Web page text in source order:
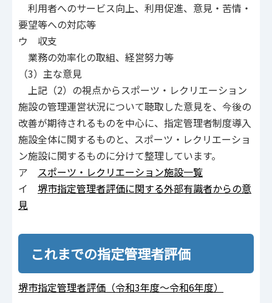
利用者へのサービス向上、利用促進、意見・苦情・
要望等への対応等
ウ 収支
業務の効率化の取組、経営努力等
（3）主な意見
上記（2）の視点からスポーツ・レクリエーション
施設の管理運営状況について聴取した意見を、今後の
改善が期待されるものを中心に、指定管理者制度導入
施設全体に関するものと、スポーツ・レクリエーショ
ン施設に関するものに分けて整理しています。
ア スポーツ・レクリエーション施設一覧
イ 堺市指定管理者評価に関する外部有識者からの意
見
これまでの指定管理者評価
堺市指定管理者評価（令和3年度～令和6年度）